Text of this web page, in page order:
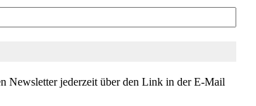
Newsletter jederzeit über den Link in der E-Mail